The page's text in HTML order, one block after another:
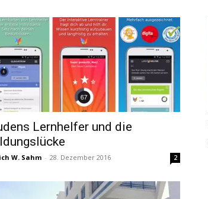
Lernhelfer und die
W. Sahm - 28. Dezember 2016 2